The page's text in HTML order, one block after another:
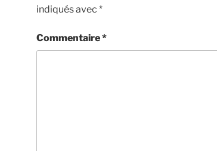
indiqués avec *
Commentaire*